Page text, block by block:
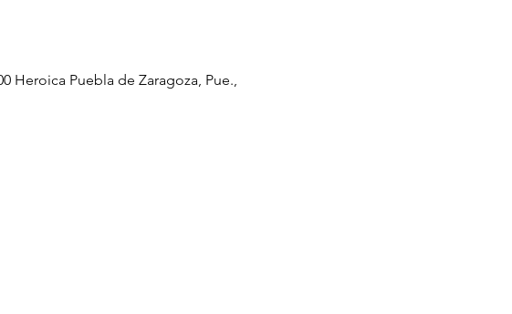
Heroica Puebla de Zaragoza, Pue.,